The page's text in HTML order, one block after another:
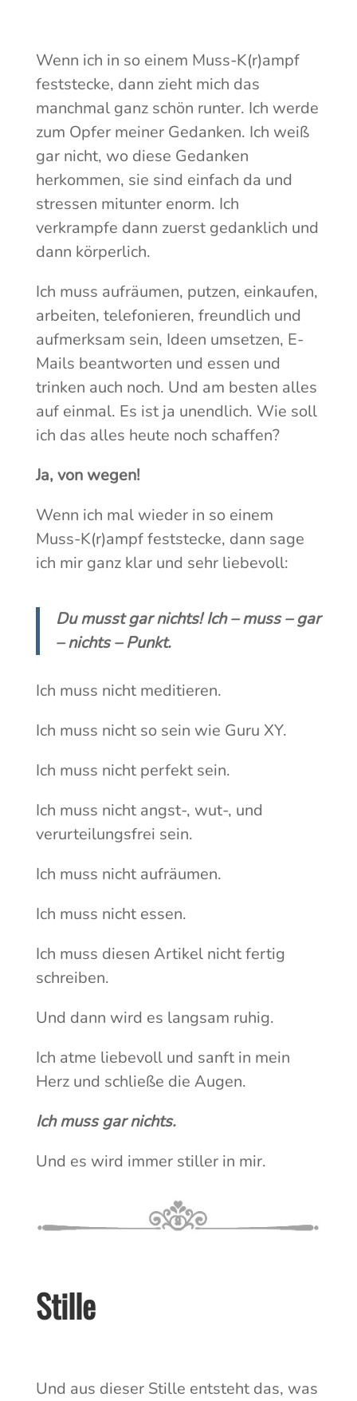
Wenn ich in so einem Muss-K(r)ampf
feststecke, dann zieht mich das
manchmal ganz schön runter. Ich werde
zum Opfer meiner Gedanken. Ich weiß
gar nicht, wo diese Gedanken
herkommen, sie sind einfach da und
stressen mitunter enorm. Ich
verkrampfe dann zuerst gedanklich und
dann körperlich.
Ich muss aufräumen, putzen, einkaufen,
arbeiten, telefonieren, freundlich und
aufmerksam sein, Ideen umsetzen, E-
Mails beantworten und essen und
trinken auch noch. Und am besten alles
auf einmal. Es ist ja unendlich. Wie soll
ich das alles heute noch schaffen?
Ja, von wegen!
Wenn ich mal wieder in so einem
Muss-K(r)ampf feststecke, dann sage
ich mir ganz klar und sehr liebevoll:
Du musst gar nichts! Ich – muss – gar
– nichts – Punkt.
Ich muss nicht meditieren.
Ich muss nicht so sein wie Guru XY.
Ich muss nicht perfekt sein.
Ich muss nicht angst-, wut-, und
verurteilungsfrei sein.
Ich muss nicht aufräumen.
Ich muss nicht essen.
Ich muss diesen Artikel nicht fertig
schreiben.
Und dann wird es langsam ruhig.
Ich atme liebevoll und sanft in mein
Herz und schließe die Augen.
Ich muss gar nichts.
Und es wird immer stiller in mir.
Stille
Und aus dieser Stille entsteht das, was